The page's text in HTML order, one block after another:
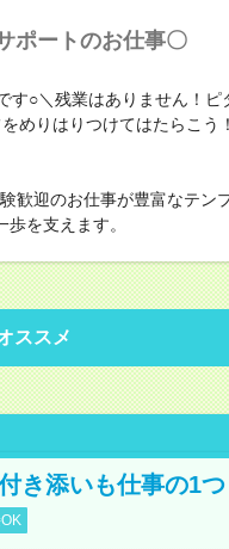
ポートのお仕事〇
す○＼残業はありません！ピ
めりはりつけてはたらこう
歓迎のお仕事が豊富なテン
を支えます。
ススメ
き添いも仕事の1つ